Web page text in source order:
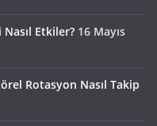
Etkiler? 16 Mayıs
Rotasyon Nasıl Takip